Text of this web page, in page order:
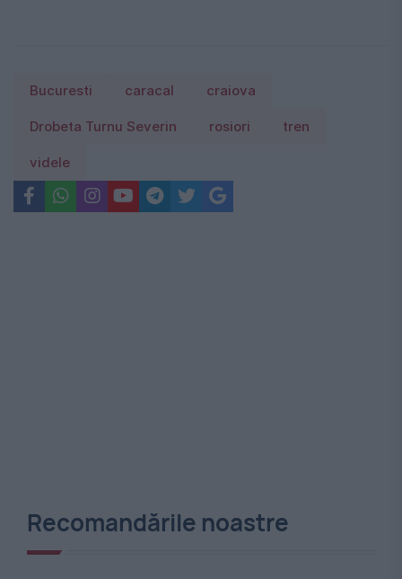
Bucuresti caracal craiova
Drobeta Turnu Severin rosiori tren
videle
Recomandările noastre